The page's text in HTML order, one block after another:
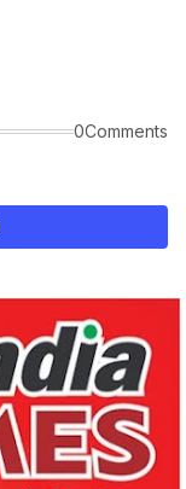
0Comments